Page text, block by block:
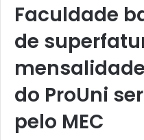
Faculdade
de
do ProUni
pelo MEC